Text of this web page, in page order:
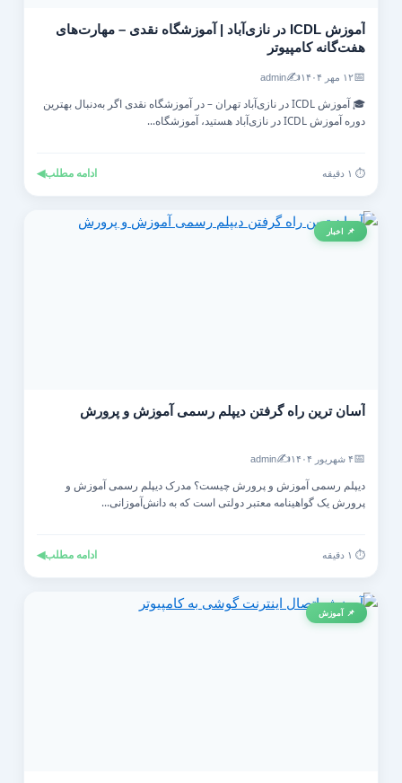
آموزش ICDL در نازی‌آباد | آموزشگاه نقدی – مهارت‌های
هفت‌گانه کامپیوتر
۱۲ مهر ۱۴۰۴ ✍️
admin
🎓 آموزش ICDL در نازی‌آباد تهران – در آموزشگاه نقدی اگر به‌دنبال بهترین
دوره آموزش ICDL در نازی‌آباد هستید، آموزشگاه...
ادامه مطلب◀
📌 اخبار
آسان ترین راه گرفتن دیپلم رسمی آموزش و پرورش
۴ شهریور ۱۴۰۴ ✍️
admin
دیپلم رسمی آموزش و پرورش چیست؟ مدرک دیپلم رسمی آموزش و
پرورش یک گواهینامه معتبر دولتی است که به دانش‌آموزانی...
ادامه مطلب◀
📌 آموزش